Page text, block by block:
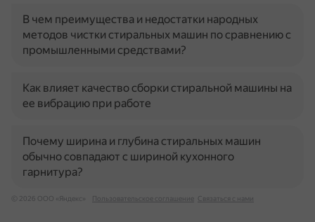
В чем преимущества и недостатки народных
методов чистки стиральных машин по сравнению с
промышленными средствами?
Как влияет качество сборки стиральной машины на
ее вибрацию при работе
Почему ширина и глубина стиральных машин
обычно совпадают с шириной кухонного
гарнитура?
© 2026 ООО «Яндекс» Пользовательское соглашение Связаться с нами